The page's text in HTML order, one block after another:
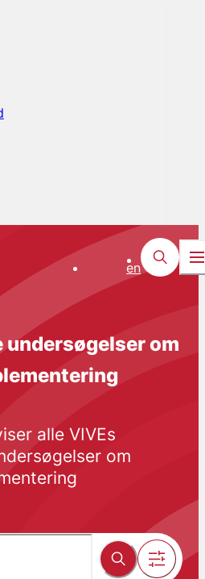
en
om
alle VIVEs
om